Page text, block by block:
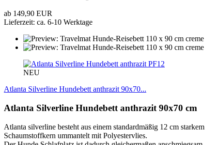
ab 149,90 EUR
Lieferzeit: ca. 6-10 Werktage
PF12
NEU
Atlanta Silverline Hundebett anthrazit 90x70...
Atlanta Silverline Hundebett anthrazit 90x70 cm
Atlanta silverline besteht aus einem standardmäßig 12 cm starkem
Schaumstoffkern ummantelt mit Polyestervlies.